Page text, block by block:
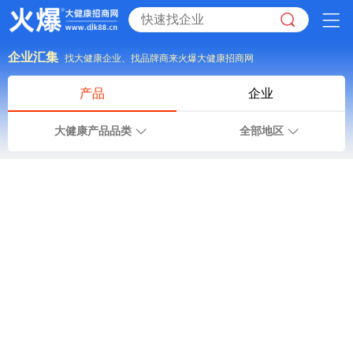
企业汇集 找大健康企业、找品牌商来火爆大健康招商网
产品 企业
大健康产品品类 全部地区